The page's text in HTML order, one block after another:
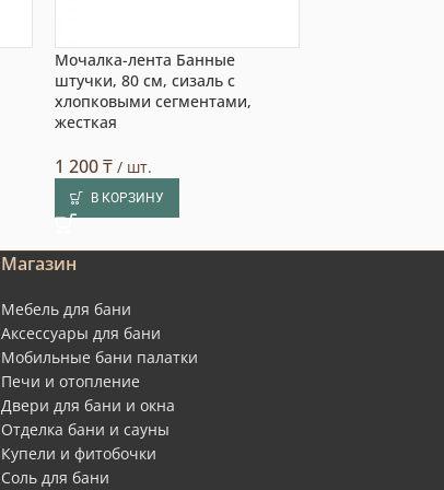
Мочалка-лента Банные
штучки, 80 см, сизаль с
хлопковыми сегментами,
жесткая
1 200₸/ шт.
В КОРЗИНУ
Магазин
Мебель для бани
Аксессуары для бани
Мобильные бани палатки
Печи и отопление
Двери для бани и окна
Отделка бани и сауны
Купели и фитобочки
Соль для бани